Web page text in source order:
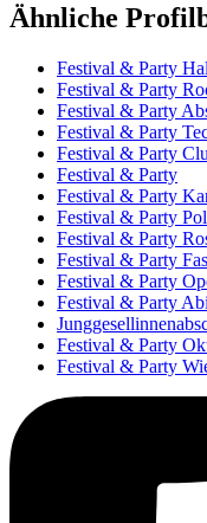
Ähnliche
Festival & Party
Festival & Party
Festival & Party
Festival & Party
Festival & Party
Festival & Party
Festival & Party
Festival & Party
Festival & Party
Festival & Party
Festival & Party
Festival & Party
Festival & Party
Festival & Party